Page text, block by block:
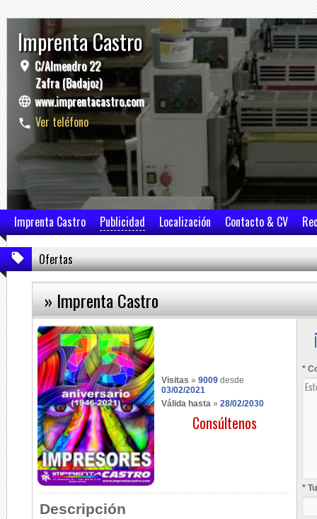
Imprenta Castro
C/Almendro 22
Zafra (Badajoz)
www.imprentacastro.com
Ver teléfono
Imprenta Castro Publicidad Localización Contacto & CV
Ofertas
» Imprenta Castro
Visitas » 9009 desde
03/02/2021
Válida hasta » 28/02/2030
Consúltenos
Descripción
*
*